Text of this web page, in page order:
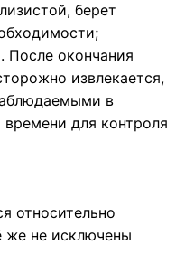
берет
После окончания
извлекается,
в
времени для контроля
относительно
же не исключены